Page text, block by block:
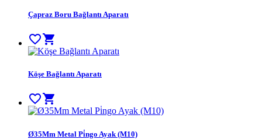
Çapraz Boru Bağlantı Aparatı
favorite_bordershopping_cart
Köşe Bağlantı Aparatı
favorite_bordershopping_cart
Ø35Mm Metal Pi̇ngo Ayak (M10)